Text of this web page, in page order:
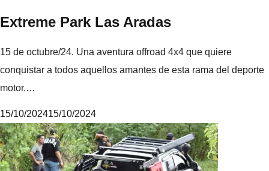
Extreme Park Las Aradas
15 de octubre/24. Una aventura offroad 4x4 que quiere
conquistar a todos aquellos amantes de esta rama del deporte
motor.…
M
i
k
15/10/202415/10/2024